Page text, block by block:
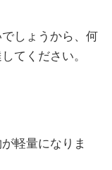
しょうから、何
てください。
軽量になりま